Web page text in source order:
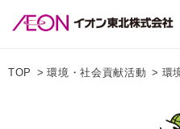
TOP 環境・社会貢献活動 環